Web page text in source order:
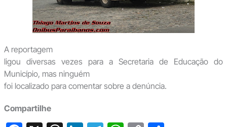
A reportagem
ligou diversas vezes para a Secretaria de Educação do
Município, mas ninguém
foi localizado para comentar sobre a denúncia.
Compartilhe